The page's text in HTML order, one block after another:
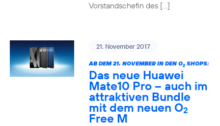
Vorstandschefin des […]
21. November 2017
AB DEM 21. NOVEMBER IN DEN O2SHOPS:
Das neue Huawei
Mate10 Pro – auch im
attraktiven Bundle
mit dem neuen O2
Free M